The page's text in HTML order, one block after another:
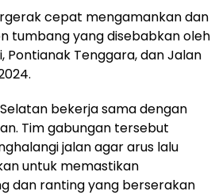
cepat mengamankan dan
tumbang yang disebabkan oleh
Pontianak Tenggara, dan Jalan
bekerja sama dengan
Tim gabungan tersebut
jalan agar arus lalu
untuk memastikan
dan ranting yang berserakan